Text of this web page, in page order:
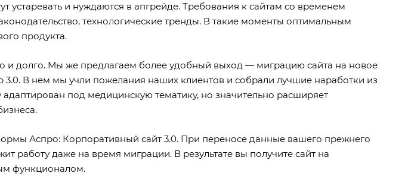
устаревать и нуждаются в апгрейде. Требования к сайтам со временем
технологические тренды. В такие моменты оптимальным
продукта.
и долго. Мы же предлагаем более удобный выход — миграцию сайта на новое
В нем мы учли пожелания наших клиентов и собрали лучшие наработки из
под медицинскую тематику, но значительно расширяет
Аспро: Корпоративный сайт 3.0. При переносе данные вашего прежнего
работу даже на время миграции. В результате вы получите сайт на
функционалом.